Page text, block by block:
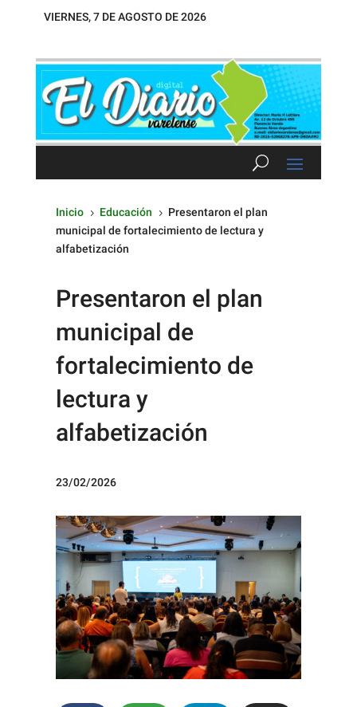
VIERNES, 7 DE AGOSTO DE 2026
Inicio 5 Educación 5 Presentaron el plan
municipal de fortalecimiento de lectura y
alfabetización
Presentaron el plan
municipal de
fortalecimiento de
lectura y
alfabetización
23/02/2026